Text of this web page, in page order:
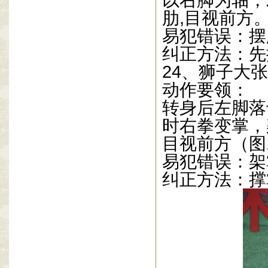
肋,目视前方
易犯错误：
纠正方法：
24、狮子大
动作要领：
转身后左脚
时右拳变掌
目视前方（图
易犯错误：
纠正方法：